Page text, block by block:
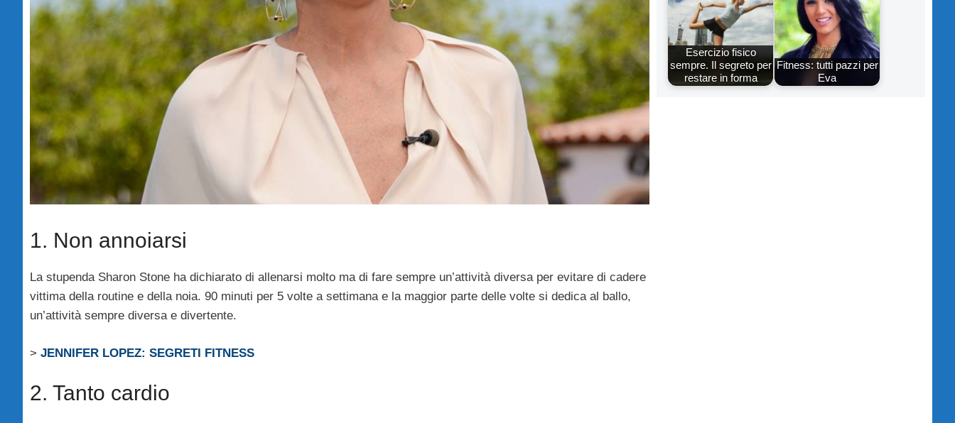
1. Non annoiarsi
La stupenda Sharon Stone ha dichiarato di allenarsi molto ma di fare sempre un’attività diversa per evitare di cadere
vittima della routine e della noia. 90 minuti per 5 volte a settimana e la maggior parte delle volte si dedica al ballo,
un’attività sempre diversa e divertente.
> JENNIFER LOPEZ: SEGRETI FITNESS
2. Tanto cardio
Esercizio fisico
sempre. Il segreto per
restare in forma
Fitness: tutti pazzi per
Eva